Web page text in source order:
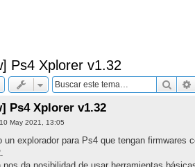
Ps4 Xplorer v1.32
Buscar
Ps4 Xplorer v1.32
10 May 2021, 13:05
un explorador para Ps4 que tengan